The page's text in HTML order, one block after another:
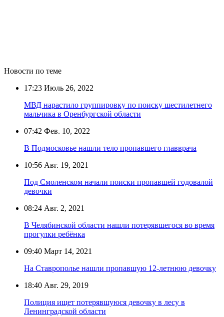
Новости по теме
17:23 Июль 26, 2022
МВД нарастило группировку по поиску шестилетнего
мальчика в Оренбургской области
07:42 Фев. 10, 2022
В Подмосковье нашли тело пропавшего главврача
10:56 Авг. 19, 2021
Под Смоленском начали поиски пропавшей годовалой
девочки
08:24 Авг. 2, 2021
В Челябинской области нашли потерявшегося во время
прогулки ребёнка
09:40 Март 14, 2021
На Ставрополье нашли пропавшую 12-летнюю девочку
18:40 Авг. 29, 2019
Полиция ищет потерявшуюся девочку в лесу в
Ленинградской области